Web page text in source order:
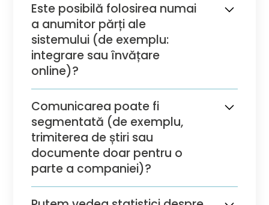
simplu de navigat ca orice platformă de
social media.
Este posibilă folosirea numai
a anumitor părți ale
sistemului (de exemplu:
integrare sau învățare
online)?
este perfect posibil să folosim platforma
doar în scopuri specifice, de exemplu
instruire. Activăm doar funcțiile de care
aveți cu adevărat nevoie, iar restul pot fi
adăugate în aplicația dvs. mai târziu.
Comunicarea poate fi
segmentată (de exemplu,
trimiterea de știri sau
documente doar pentru o
parte a companiei)?